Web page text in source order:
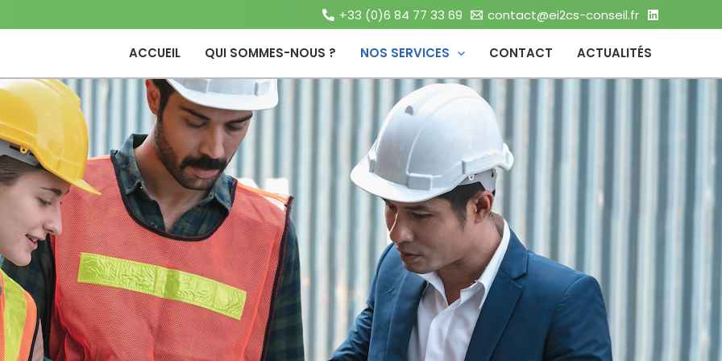
+33 (0)6 84 77 33 69 contact@ei2cs-conseil.fr
ACCUEIL QUI SOMMES-NOUS ? NOS SERVICES CONTACT ACTUALITÉS